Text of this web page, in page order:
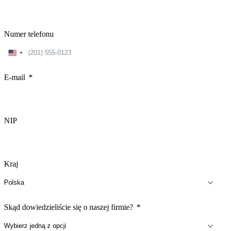
Numer telefonu
United
E-mail
NIP
Kraj
Skąd dowiedzieliście się o naszej firmie?